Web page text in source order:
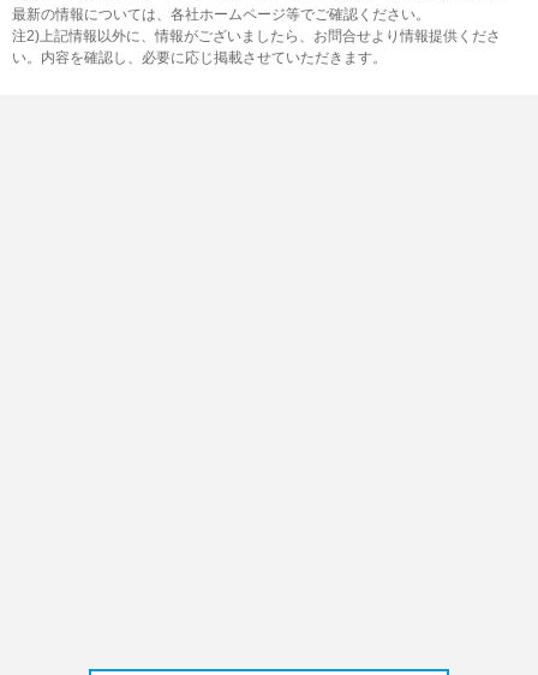
最新の情報については、各社ホームページ等でご確認ください。
注2)上記情報以外に、情報がございましたら、お問合せより情報提供くださ
い。内容を確認し、必要に応じ掲載させていただきます。